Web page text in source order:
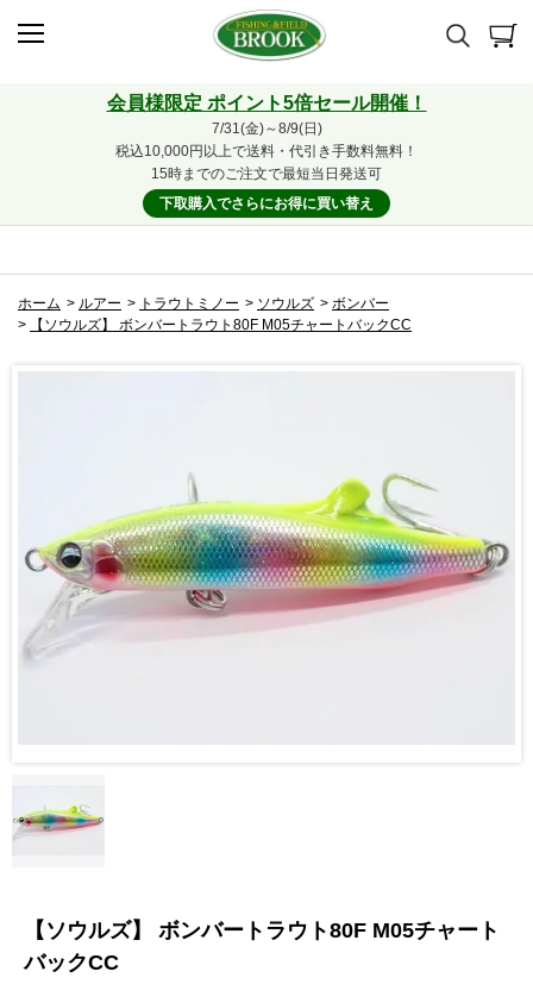
会員様限定 ポイント5倍セール開催！
7/31(金)～8/9(日)
税込10,000円以上で送料・代引き手数料無料！
15時までのご注文で最短当日発送可
下取購入でさらにお得に買い替え
ホーム > ルアー > トラウトミノー > ソウルズ > ボンバー
>
【ソウルズ】 ボンバートラウト80F M05チャートバックCC
【ソウルズ】 ボンバートラウト80F M05チャート
バックCC